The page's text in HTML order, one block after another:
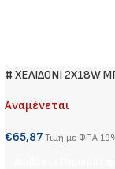
# ΧΕΛΙΔΟΝΙ 2Χ18W
Αναμένεται
€65,87 Τιμή με ΦΠΑ